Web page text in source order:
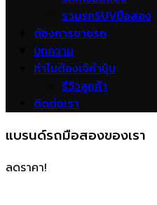
รวมรถSUVมือสอง
ต้องการขายรถ
บทความ
ทำไมต้องเจ๊คำปุ่น
รีวิวลูกค้า
ติดต่อเรา
แบรนด์รถมือสองของเรา
ลดราคา!